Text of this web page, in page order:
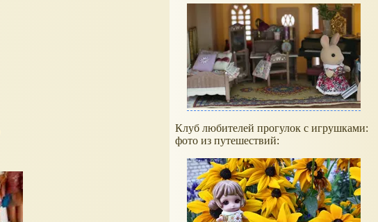
Клуб любителей прогулок с игрушками:
фото из путешествий: